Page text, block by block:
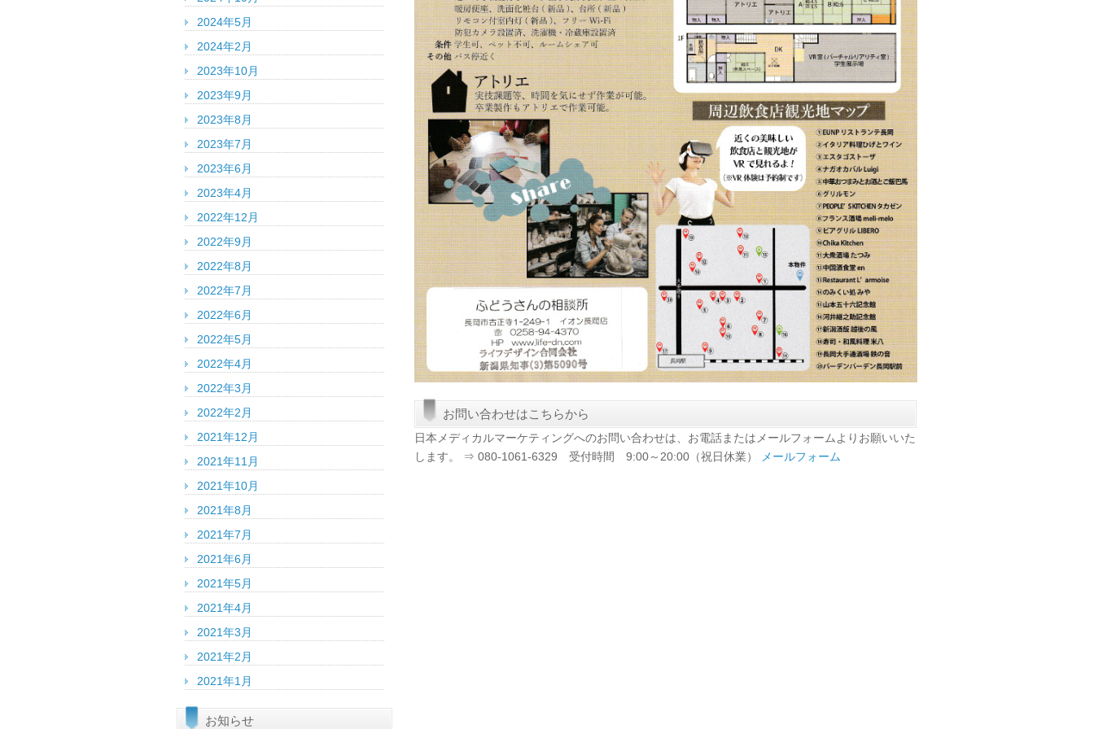
お問い合わせはこちらから
日本メディカルマーケティングへのお問い合わせは、お電話またはメールフォームよりお願いいた
します。 ⇒ 080-1061-6329 受付時間 9:00～20:00（祝日休業）
メールフォーム
2024年5月
2024年2月
2023年10月
2023年9月
2023年8月
2023年7月
2023年6月
2023年4月
2022年12月
2022年9月
2022年8月
2022年7月
2022年6月
2022年5月
2022年4月
2022年3月
2022年2月
2021年12月
2021年11月
2021年10月
2021年8月
2021年7月
2021年6月
2021年5月
2021年4月
2021年3月
2021年2月
2021年1月
お知らせ